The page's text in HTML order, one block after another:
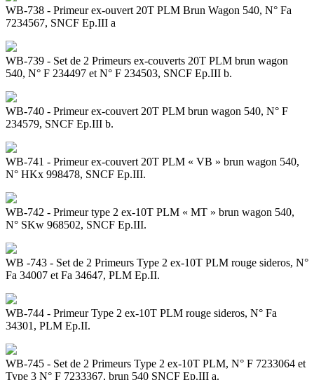
WB-738 - Primeur ex-ouvert 20T PLM Brun Wagon 540, N° Fa
7234567, SNCF Ep.III a
WB-739 - Set de 2 Primeurs ex-couverts 20T PLM brun wagon
540, N° F 234497 et N° F 234503, SNCF Ep.III b.
WB-740 - Primeur ex-couvert 20T PLM brun wagon 540, N° F
234579, SNCF Ep.III b.
WB-741 - Primeur ex-couvert 20T PLM « VB » brun wagon 540,
N° HKx 998478, SNCF Ep.III.
WB-742 - Primeur type 2 ex-10T PLM « MT » brun wagon 540,
N° SKw 968502, SNCF Ep.III.
WB -743 - Set de 2 Primeurs Type 2 ex-10T PLM rouge sideros, N°
Fa 34007 et Fa 34647, PLM Ep.II.
WB-744 - Primeur Type 2 ex-10T PLM rouge sideros, N° Fa
34301, PLM Ep.II.
WB-745 - Set de 2 Primeurs Type 2 ex-10T PLM, N° F 7233064 et
Type 3 N° F 7233367, brun 540 SNCF Ep.III a.